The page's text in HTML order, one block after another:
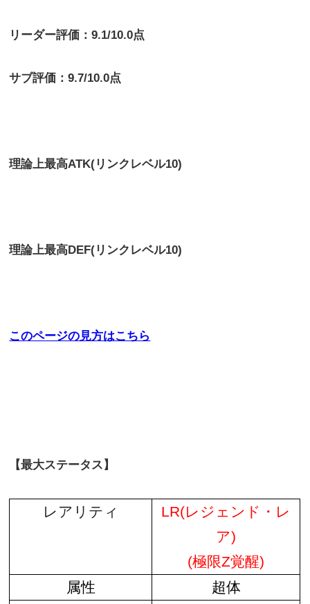
リーダー評価：9.1/10.0点
サブ評価：9.7/10.0点
理論上最高ATK(リンクレベル10)
理論上最高DEF(リンクレベル10)
このページの見方はこちら
【最大ステータス】
レアリティ
LR(レジェンド・レ
ア)
(極限Z覚醒)
属性
超体